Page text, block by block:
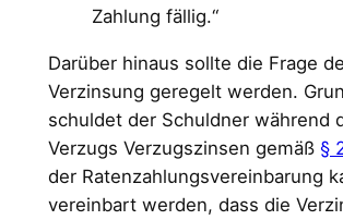
Zahlung fällig.“
Darüber hinaus sollte die Frage
Verzinsung geregelt werden.
schuldet der Schuldner während
Verzugs Verzugszinsen gemäß §
der Ratenzahlungsvereinbarung
vereinbart werden, dass die